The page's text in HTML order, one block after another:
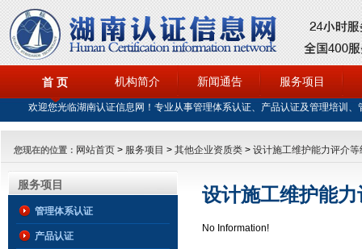
首 页
欢迎您光临湖南认证信息网！专业从事管理体系认证、产品认证及管理培训
机构简介 新闻通告 服务项目
您现在的位置： 网站首页 > 服务项目 > 其他企业资质类 > 设计施工维护能力评介
服务项目
管理体系认证
产品认证
设计施工维护能
No Information!